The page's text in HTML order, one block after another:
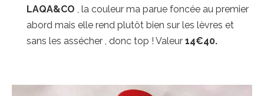
LAQA&CO , la couleur ma parue foncée au premier
abord mais elle rend plutôt bien sur les lèvres et
sans les assécher , donc top ! Valeur 14€40.